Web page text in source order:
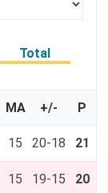
Total
MA +/- P
15 20-18 21
15 19-15 20